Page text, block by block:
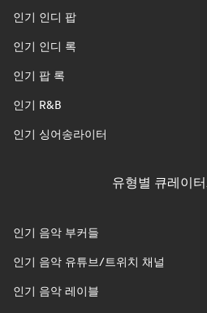
인기 인디 팝
인기 인디 록
인기 팝 록
인기 R&B
인기 싱어송라이터
유형별 큐레이
인기 음악 부커들
인기 음악 유튜브/트위치 채널
인기 음악 레이블